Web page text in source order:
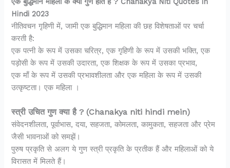
Hindi 2023
नीतिवचन गृहिणी में, जामी एक बुद्धिमान महिला की छह विशेषताओं पर चर्चा
करती है:
एक पत्नी के रूप में उसका चरित्र, एक गृहिणी के रूप में उसकी भक्ति, एक
पड़ोसी के रूप में उसकी उदारता, एक शिक्षक के रूप में उसका प्रभाव,
एक माँ के रूप में उसकी प्रभावशीलता और एक महिला के रूप में उसकी
उत्कृष्टता। एक महिला ।
स्त्री उचित गुण क्या है ? (Chanakya niti hindi mein)
संवेदनशीलता, पूर्वाभास, दया, सहजता, कोमलता, कामुकता, सहजता और प्रेम
जैसी भावनाओं को समझें।
पुरुष प्रकृति से अलग ये गुण स्त्री प्रकृति के प्रतीक हैं और महिलाओं को ये
विरासत में मिलते हैं।